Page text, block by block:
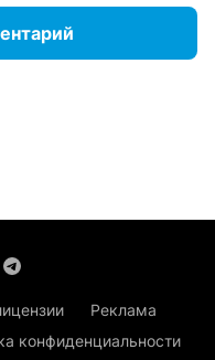
Реклама
конфиденциальности